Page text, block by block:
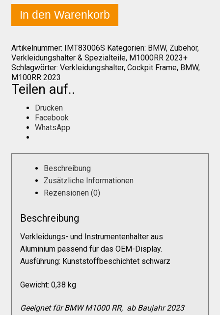
Händlerkonditionen
Sitzpolster und erhöhte Sitzpolster
Galerie
Kasse
Mein Konto
2023+
Alu-
Verkleidungs-
Instrumentenhalter
für
OEM-
Display
schwarz
Menge
In den Warenkorb
Artikelnummer: IMT83006S Kategorien: BMW, Zubehör,
Verkleidungshalter & Spezialteile, M1000RR 2023+
Schlagwörter: Verkleidungshalter, Cockpit Frame, BMW,
M100RR 2023
Teilen auf..
Drucken
Facebook
WhatsApp
Beschreibung
Zusätzliche Informationen
Rezensionen (0)
Beschreibung
Verkleidungs- und Instrumentenhalter aus
Aluminium passend für das OEM-Display.
Ausführung: Kunststoffbeschichtet schwarz
Gewicht: 0,38 kg
Geeignet für BMW M1000 RR, ab Baujahr 2023